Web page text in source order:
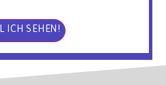
ICH SEHEN!